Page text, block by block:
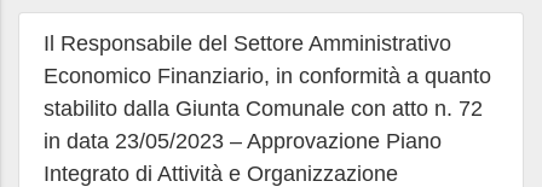
Il Responsabile del Settore Amministrativo
Economico Finanziario, in conformità a quanto
stabilito dalla Giunta Comunale con atto n. 72
in data 23/05/2023 – Approvazione Piano
Integrato di Attività e Organizzazione